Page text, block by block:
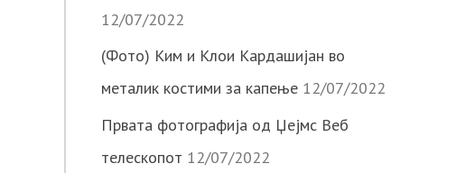
12/07/2022
(Фото) Ким и Клои Кардашијан во
металик костими за капење 12/07/2022
Првата фотографија од Џејмс Веб
телескопот 12/07/2022